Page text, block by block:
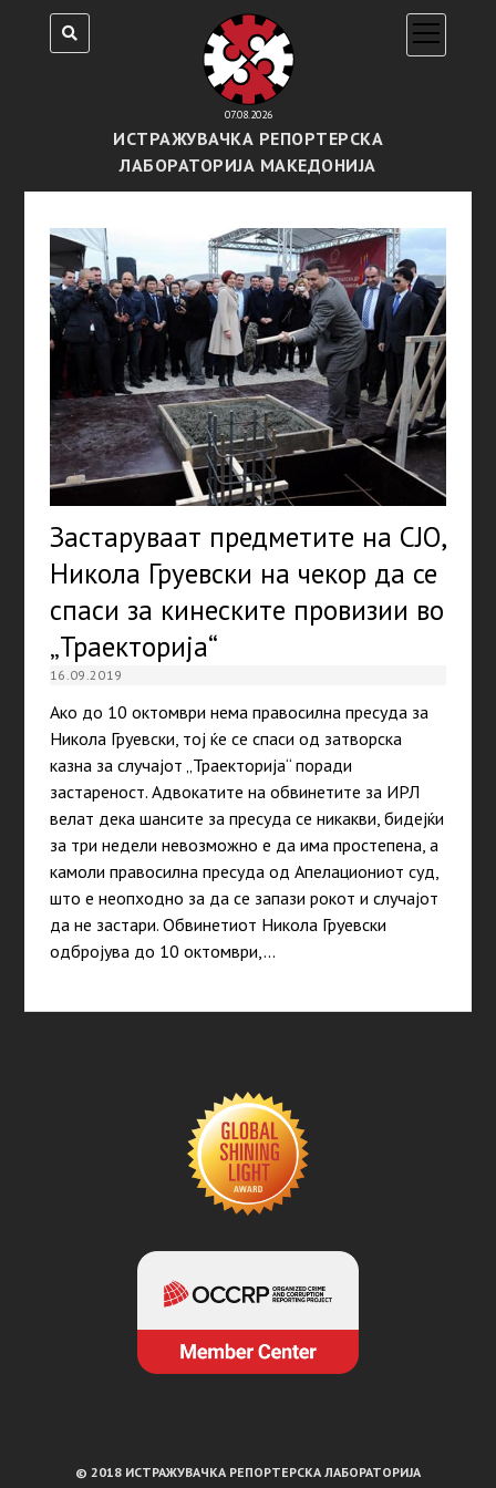
07.08.2026
ИСТРАЖУВАЧКА РЕПОРТЕРСКА
ЛАБОРАТОРИЈА МАКЕДОНИЈА
open
menu
Застаруваат предметите на СЈО,
Никола Груевски на чекор да се
спаси за кинеските провизии во
„Траекторија“
16.09.2019
Ако до 10 октомври нема правосилна пресуда за
Никола Груевски, тој ќе се спаси од затворска
казна за случајот „Траекторија“ поради
застареност. Адвокатите на обвинетите за ИРЛ
велат дека шансите за пресуда се никакви, бидејќи
за три недели невозможно е да има простепена, а
камоли правосилна пресуда од Апелациониот суд,
што е неопходно за да се запази рокот и случајот
да не застари. Обвинетиот Никола Груевски
одбројува до 10 октомври,…
© 2018 ИСТРАЖУВАЧКА РЕПОРТЕРСКА ЛАБОРАТОРИЈА